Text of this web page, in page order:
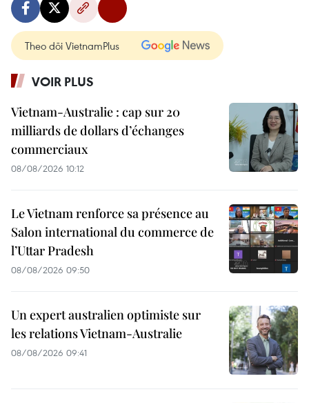
Theo dõi VietnamPlus
VOIR PLUS
Vietnam-Australie : cap sur 20
milliards de dollars d’échanges
commerciaux
08/08/2026 10:12
Le Vietnam renforce sa présence au
Salon international du commerce de
l’Uttar Pradesh
08/08/2026 09:50
Un expert australien optimiste sur
les relations Vietnam-Australie
08/08/2026 09:41